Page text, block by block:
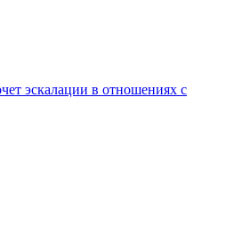
эскалации в отношениях с